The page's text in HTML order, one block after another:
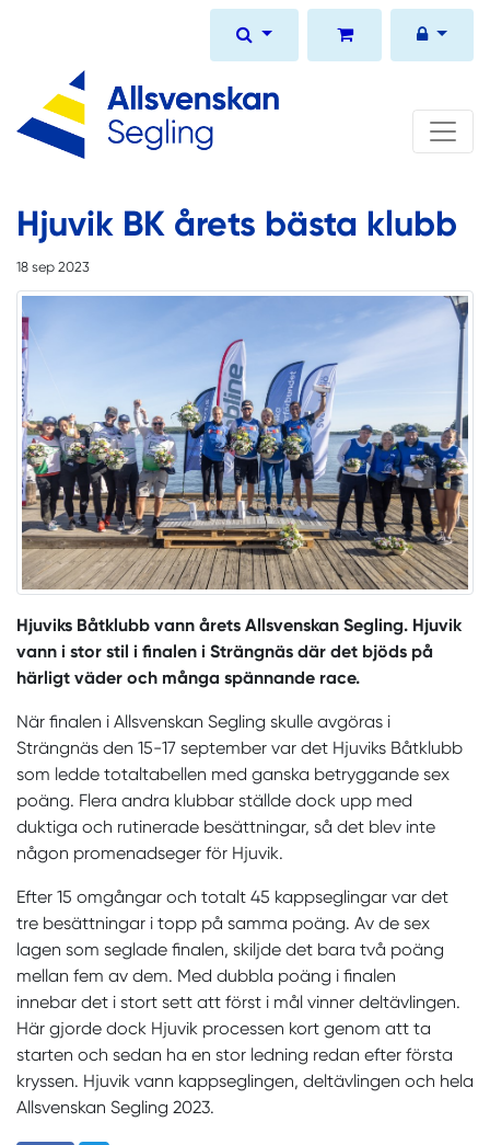
Hjuvik BK årets bästa klubb
18 sep 2023
Hjuviks Båtklubb vann årets Allsvenskan Segling. Hjuvik
vann i stor stil i finalen i Strängnäs där det bjöds på
härligt väder och många spännande race.
När finalen i Allsvenskan Segling skulle avgöras i
Strängnäs den 15-17 september var det Hjuviks Båtklubb
som ledde totaltabellen med ganska betryggande sex
poäng. Flera andra klubbar ställde dock upp med
duktiga och rutinerade besättningar, så det blev inte
någon promenadseger för Hjuvik.
Efter 15 omgångar och totalt 45 kappseglingar var det
tre besättningar i topp på samma poäng. Av de sex
lagen som seglade finalen, skiljde det bara två poäng
mellan fem av dem. Med dubbla poäng i finalen
innebar det i stort sett att först i mål vinner deltävlingen.
Här gjorde dock Hjuvik processen kort genom att ta
starten och sedan ha en stor ledning redan efter första
kryssen. Hjuvik vann kappseglingen, deltävlingen och hela
Allsvenskan Segling 2023.